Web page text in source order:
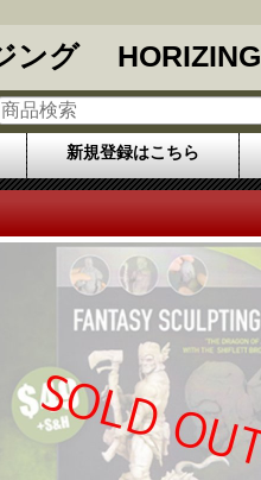
ング HORIZING
新規登録はこちら